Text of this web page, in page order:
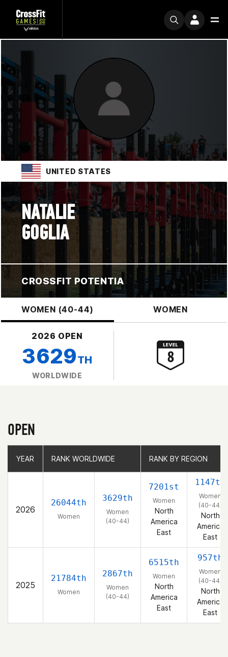
UNITED STATES
NATALIE
GOGLIA
CROSSFIT POTENTIA
WOMEN (40-44) WOMEN
2026 OPEN
3629TH
WORLDWIDE
OPEN
YEAR RANK WORLDWIDE RANK BY REGION
2026
26044th
Women
3629th
Women
(40-44)
7201st
Women
North
America
East
1147th
Women
(40-44)
North
America
East
2025
21784th
Women
2867th
Women
(40-44)
6515th
Women
North
America
East
957th
Women
(40-44)
North
America
East
YEAR RANK WORLDWIDE RANK BY REGION